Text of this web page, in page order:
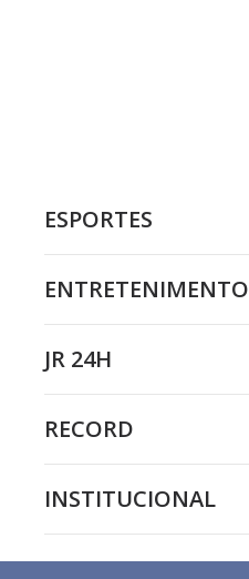
ESPORTES
ENTRETENIMENTO
JR 24H
RECORD
INSTITUCIONAL